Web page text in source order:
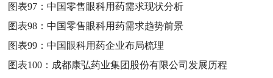
图表97：中国零售眼科用药需求现状分析
图表98：中国零售眼科用药需求趋势前景
图表99：中国眼科用药企业布局梳理
图表100： 成都康弘药业集团股份有限公司发展历程